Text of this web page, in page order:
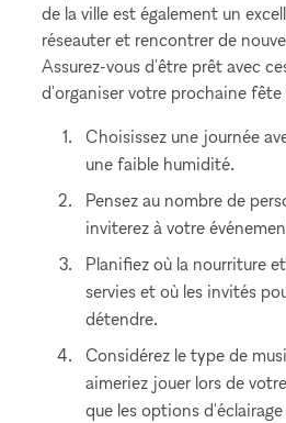
de la ville est également un
réseauter et rencontrer de
Assurez-vous d'être prêt avec
d'organiser votre prochaine
Choisissez une journée
une faible humidité.
Pensez au nombre de
inviterez à votre
Planifiez où la nourriture
servies et où les invités
détendre.
Considérez le type de
aimeriez jouer lors de
que les options